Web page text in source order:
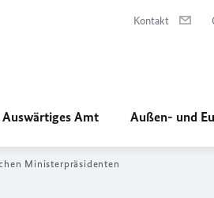
Kontakt
Auswärtiges Amt Außen- und
Ministerpräsidenten